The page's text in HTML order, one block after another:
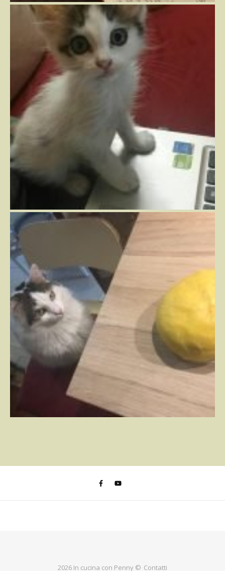
2026 In cucina con Penny © Contatti